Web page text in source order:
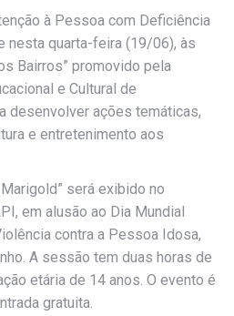
à Pessoa com Deficiência
nesta quarta-feira (19/06), às
Bairros” promovido pela
e Cultural de
desenvolver ações temáticas,
e entretenimento aos
será exibido no
em alusão ao Dia Mundial
contra a Pessoa Idosa,
A sessão tem duas horas de
etária de 14 anos. O evento é
gratuita.